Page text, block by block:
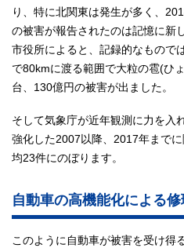
り、特に北関東は発生が多く、
の被害が報告されたのは記憶に新
市役所によると、記録的なもので
で80kmに渡る範囲で大粒の雹(ひ
台、130億円の被害が出ました。
そして気象庁が近年観測に力を入
強化した2007以降、2017年まで
均23件にのぼります。
自動車の高機能化による
このように自動車が被害を受け得